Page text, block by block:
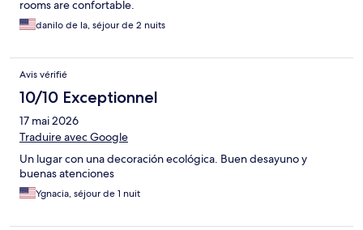
rooms are confortable.
danilo de la, séjour de 2 nuits
Avis vérifié
10/10 Exceptionnel
17 mai 2026
Traduire avec Google
Un lugar con una decoración ecológica. Buen desayuno y
buenas atenciones
Ygnacia, séjour de 1 nuit